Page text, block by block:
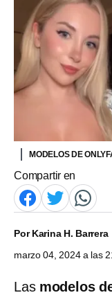
MODELOS DE
Compartir en
PorKarina H. Barrera
marzo 04, 2024 a las
Las modelos